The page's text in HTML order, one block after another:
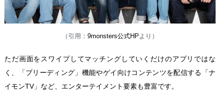
（引用： 9monsters公式HP より）
ただ画面をスワイプしてマッチングしていくだけのアプリではな
く、「ブリーディング」機能やゲイ向けコンテンツを配信する「ナ
イモンTV」など、エンターテイメント要素も豊富です。